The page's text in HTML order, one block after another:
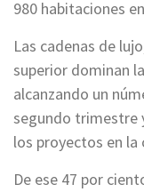
980 habitaciones
Las cadenas de
superior dominan
alcanzando un
segundo trimestre
los proyectos en
De ese 47 por